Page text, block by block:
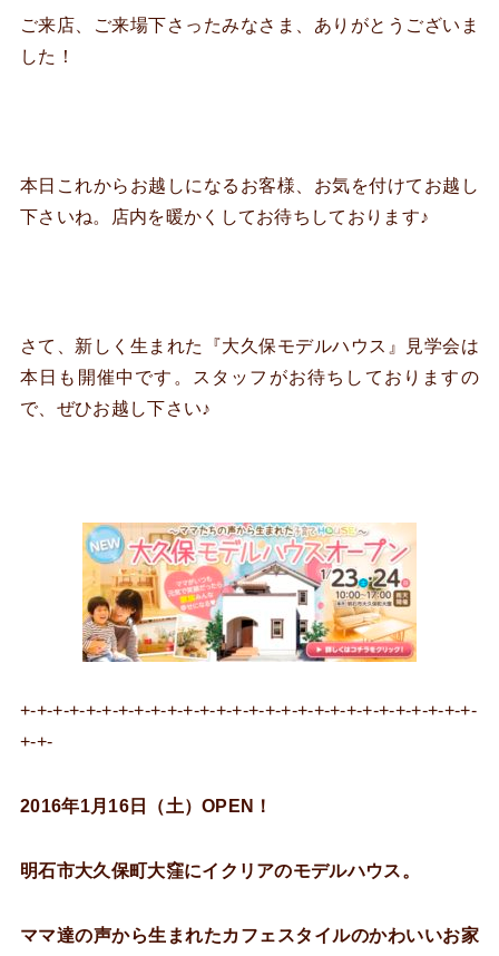
ご来店、ご来場下さったみなさま、ありがとうございま
した！
本日これからお越しになるお客様、お気を付けてお越し
下さいね。店内を暖かくしてお待ちしております♪
さて、新しく生まれた『大久保モデルハウス』見学会は
本日も開催中です。スタッフがお待ちしておりますの
で、ぜひお越し下さい♪
+-+-+-+-+-+-+-+-+-+-+-+-+-+-+-+-+-+-+-+-+-+-+-+-+-+-+-+-
+-+-
2016年1月16日（土）OPEN！
明石市大久保町大窪にイクリアのモデルハウス。
ママ達の声から生まれたカフェスタイルのかわいいお家